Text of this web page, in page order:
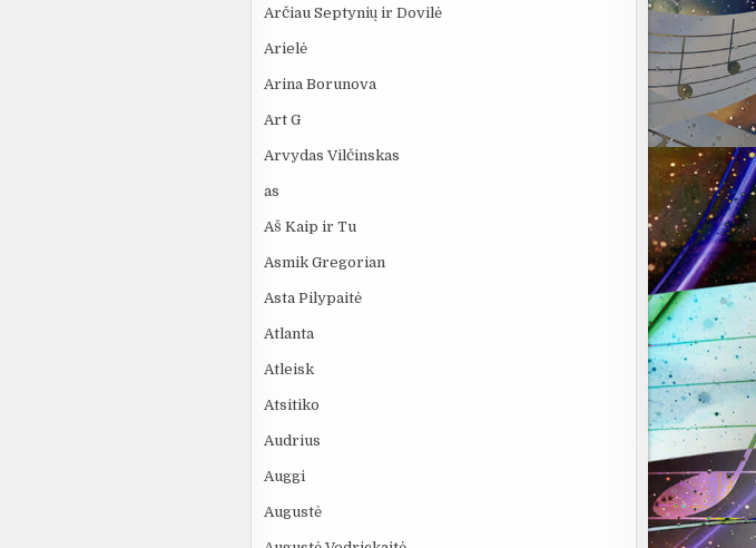
Arčiau Septynių ir Dovilė
Arielė
Arina Borunova
Art G
Arvydas Vilčinskas
as
Aš Kaip ir Tu
Asmik Gregorian
Asta Pilypaitė
Atlanta
Atleisk
Atsitiko
Audrius
Auggi
Augustė